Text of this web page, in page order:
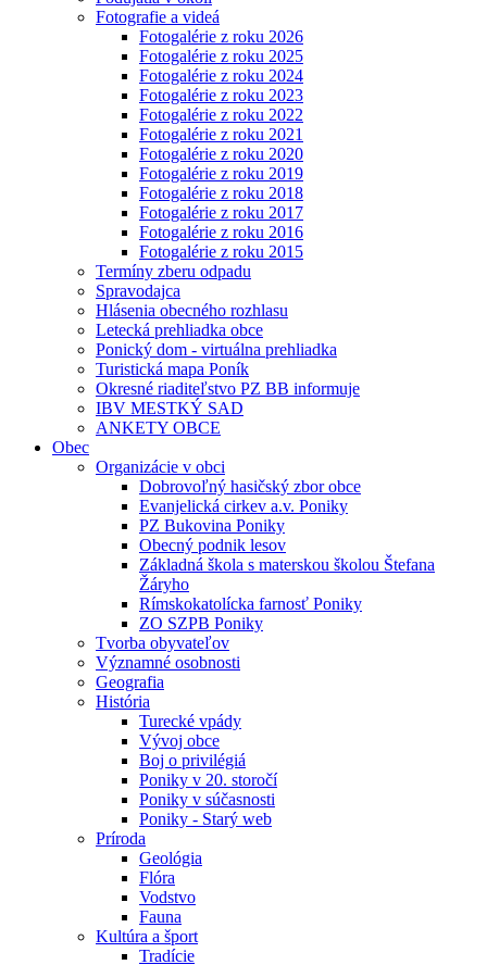
Fotografie a videá
Fotogalérie z roku 2026
Fotogalérie z roku 2025
Fotogalérie z roku 2024
Fotogalérie z roku 2023
Fotogalérie z roku 2022
Fotogalérie z roku 2021
Fotogalérie z roku 2020
Fotogalérie z roku 2019
Fotogalérie z roku 2018
Fotogalérie z roku 2017
Fotogalérie z roku 2016
Fotogalérie z roku 2015
Termíny zberu odpadu
Spravodajca
Hlásenia obecného rozhlasu
Letecká prehliadka obce
Ponický dom - virtuálna prehliadka
Turistická mapa Poník
Okresné riaditeľstvo PZ BB informuje
IBV MESTKÝ SAD
ANKETY OBCE
Obec
Organizácie v obci
Dobrovoľný hasičský zbor obce
Evanjelická cirkev a.v. Poniky
PZ Bukovina Poniky
Obecný podnik lesov
Základná škola s materskou školou Štefana
Žáryho
Rímskokatolícka farnosť Poniky
ZO SZPB Poniky
Tvorba obyvateľov
Významné osobnosti
Geografia
História
Turecké vpády
Vývoj obce
Boj o privilégiá
Poniky v 20. storočí
Poniky v súčasnosti
Poniky - Starý web
Príroda
Geológia
Flóra
Vodstvo
Fauna
Kultúra a šport
Tradície